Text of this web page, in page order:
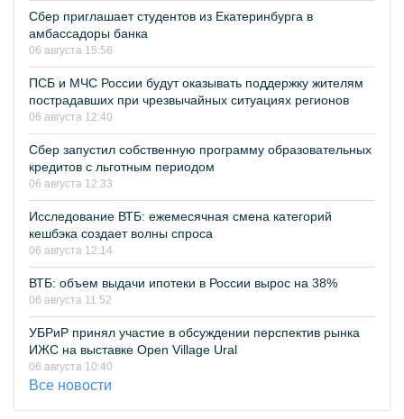
Сбер приглашает студентов из Екатеринбурга в
амбассадоры банка
06 августа 15:56
ПСБ и МЧС России будут оказывать поддержку жителям
пострадавших при чрезвычайных ситуациях регионов
06 августа 12:40
Сбер запустил собственную программу образовательных
кредитов с льготным периодом
06 августа 12:33
Исследование ВТБ: ежемесячная смена категорий
кешбэка создает волны спроса
06 августа 12:14
ВТБ: объем выдачи ипотеки в России вырос на 38%
06 августа 11:52
УБРиР принял участие в обсуждении перспектив рынка
ИЖС на выставке Open Village Ural
06 августа 10:40
Все новости